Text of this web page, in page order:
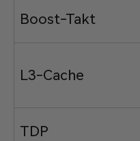
Boost-Takt
L3-Cache
TDP